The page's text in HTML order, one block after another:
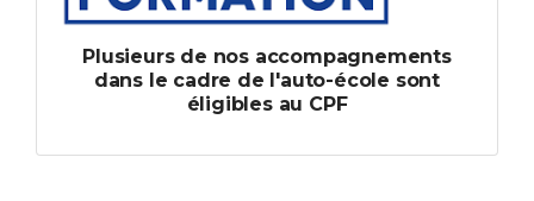
Plusieurs de nos accompagnements
dans le cadre de l'auto-école sont
éligibles au CPF